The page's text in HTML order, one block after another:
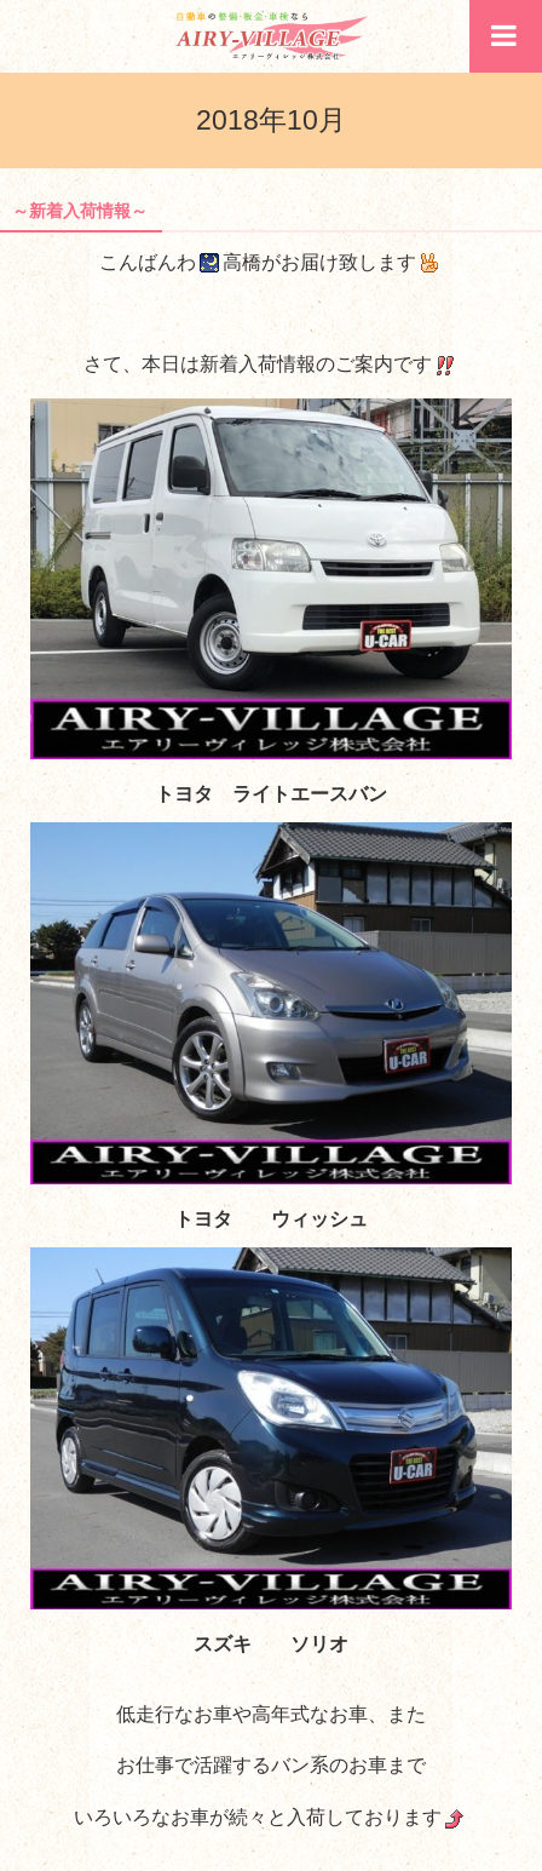
2018年10月
～新着入荷情報～
こんばんわ 高橋がお届け致します
さて、本日は新着入荷情報のご案内です
トヨタ ライトエースバン
トヨタ ウィッシュ
スズキ ソリオ
低走行なお車や高年式なお車、また
お仕事で活躍するバン系のお車まで
いろいろなお車が続々と入荷しております